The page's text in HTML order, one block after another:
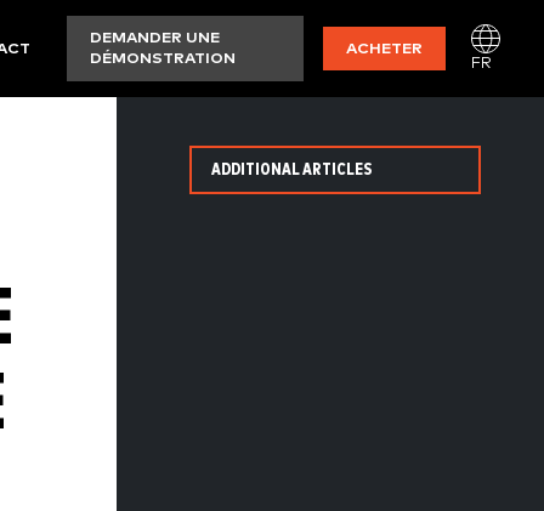
DEMANDER UNE
DÉMONSTRATION
ACHETER
FR
ADDITIONAL ARTICLES